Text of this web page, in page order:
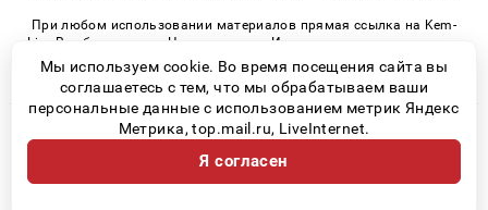
При любом использовании материалов прямая ссылка на Kem-
Live.Ru обязательна. Цитирование в Интернете возможно только
при наличии письменного разрешения.
© 2026 «Kem-Live» | Все права защищены
Возрастная категория сайта 16+
Политика конфиденциальности
Мы используем cookie. Во время посещения сайта вы
соглашаетесь с тем, что мы обрабатываем ваши
персональные данные с использованием метрик Яндекс
Метрика, top.mail.ru, LiveInternet.
Я согласен